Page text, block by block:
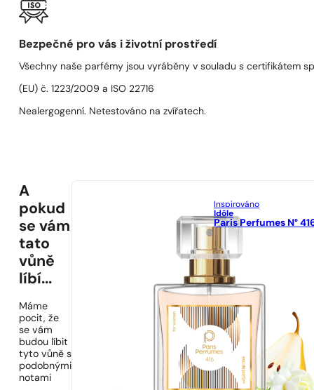
Bezpečné pro vás i životní prostředí
Všechny naše parfémy jsou vyráběny v souladu s certifikátem
(EU) č. 1223/2009 a ISO 22716
Nealergogenní. Netestováno na zvířatech.
A
pokud
se vám
tato
vůně
líbí...
Máme
pocit, že
se vám
budou líbit
tyto vůně s
podobnými
notami
Inspirováno
Idôle
Paris Perfumes N°